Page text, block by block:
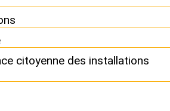
citoyenne des installations
à notre newsletter :
de l'info de nos actions
Je m'abonne